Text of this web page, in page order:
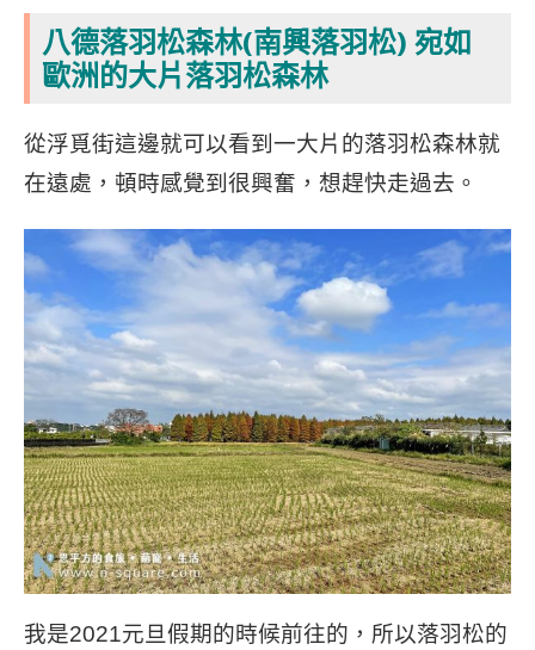
八德落羽松森林(南興落羽松) 宛如
歐洲的大片落羽松森林
從浮覓街這邊就可以看到一大片的落羽松森林就
在遠處，頓時感覺到很興奮，想趕快走過去。
我是2021元旦假期的時候前往的，所以落羽松的